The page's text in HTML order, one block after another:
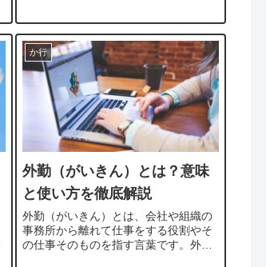
す。このブログでは、「掛け率とは？
意...
か行
外勤（がいきん）とは？意味
と使い方を徹底解説
外勤（がいきん）とは、会社や組織の
事務所から離れて仕事をする役割やそ
の仕事そのものを指す言葉です。外勤